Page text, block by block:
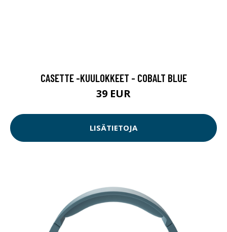
CASETTE -KUULOKKEET - COBALT BLUE
39 EUR
LISÄTIETOJA